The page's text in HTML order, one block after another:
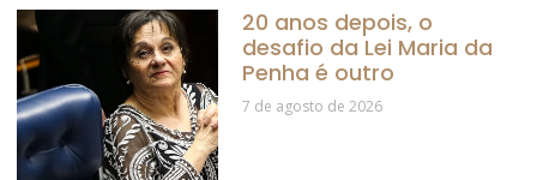
20 anos depois, o
desafio da Lei Maria da
Penha é outro
7 de agosto de 2026